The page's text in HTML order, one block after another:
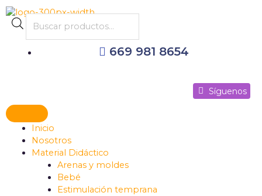
al
contenido
Products
search
669 981 8654
Síguenos
Inicio
Nosotros
Material Didáctico
Arenas y moldes
Bebé
Estimulación temprana